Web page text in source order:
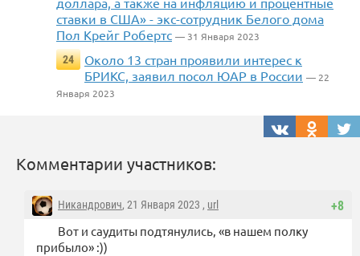
ставки в США» - экс-сотрудник Белого дома
Пол Крейг Робертс — 31 Января 2023
24
Около 13 стран проявили интерес к
БРИКС, заявил посол ЮАР в России — 22
Января 2023
Комментарии участников:
+8
Никандрович, 21 Января 2023 , url
Вот и саудиты подтянулись, «в нашем полку
прибыло» :))